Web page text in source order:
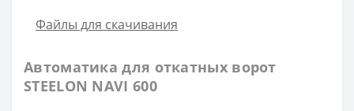
Файлы для скачивания
Автоматика для откатных ворот
STEELON NAVI 600